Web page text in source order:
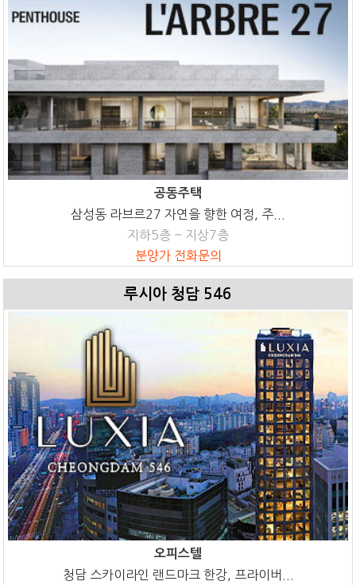
공동주택
삼성동 라브르27 자연을 향한 여정, 주...
지하5층 ~ 지상7층
분양가 전화문의
루시아 청담 546
오피스텔
청담 스카이라인 랜드마크 한강, 프라이버...